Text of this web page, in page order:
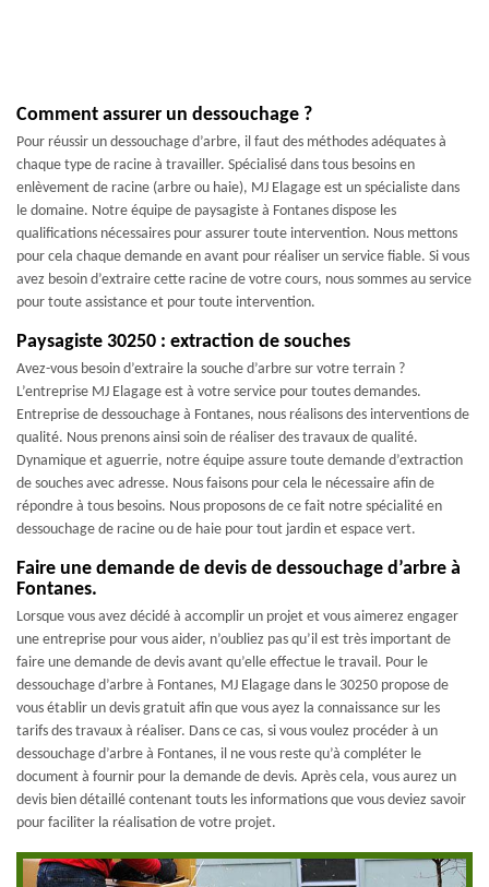
Comment assurer un dessouchage ?
Pour réussir un dessouchage d’arbre, il faut des méthodes adéquates à
chaque type de racine à travailler. Spécialisé dans tous besoins en
enlèvement de racine (arbre ou haie), MJ Elagage est un spécialiste dans
le domaine. Notre équipe de paysagiste à Fontanes dispose les
qualifications nécessaires pour assurer toute intervention. Nous mettons
pour cela chaque demande en avant pour réaliser un service fiable. Si vous
avez besoin d’extraire cette racine de votre cours, nous sommes au service
pour toute assistance et pour toute intervention.
Paysagiste 30250 : extraction de souches
Avez-vous besoin d’extraire la souche d’arbre sur votre terrain ?
L’entreprise MJ Elagage est à votre service pour toutes demandes.
Entreprise de dessouchage à Fontanes, nous réalisons des interventions de
qualité. Nous prenons ainsi soin de réaliser des travaux de qualité.
Dynamique et aguerrie, notre équipe assure toute demande d’extraction
de souches avec adresse. Nous faisons pour cela le nécessaire afin de
répondre à tous besoins. Nous proposons de ce fait notre spécialité en
dessouchage de racine ou de haie pour tout jardin et espace vert.
Faire une demande de devis de dessouchage d’arbre à
Fontanes.
Lorsque vous avez décidé à accomplir un projet et vous aimerez engager
une entreprise pour vous aider, n’oubliez pas qu’il est très important de
faire une demande de devis avant qu’elle effectue le travail. Pour le
dessouchage d’arbre à Fontanes, MJ Elagage dans le 30250 propose de
vous établir un devis gratuit afin que vous ayez la connaissance sur les
tarifs des travaux à réaliser. Dans ce cas, si vous voulez procéder à un
dessouchage d’arbre à Fontanes, il ne vous reste qu’à compléter le
document à fournir pour la demande de devis. Après cela, vous aurez un
devis bien détaillé contenant touts les informations que vous deviez savoir
pour faciliter la réalisation de votre projet.